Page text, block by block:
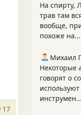
17
На спирту,
трав там
вообще,
похоже на...
Михаил
Некоторые
говорят о
инструмен...